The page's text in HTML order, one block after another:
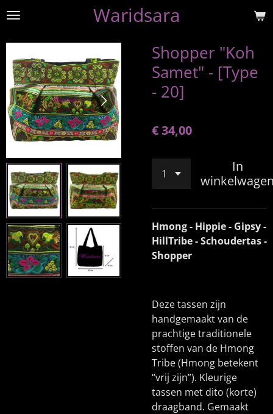
Ga
naar
hoofdinhoud
Waridsara
Shopper "Koh
Samet" - [Type
- 20]
€ 34,00
In
Hmong - Hippie - Gipsy -
HillTribe - Schoudertas -
Shopper
Deze tassen zijn
handgemaakt van de
prachtige traditionele
stoffen van de Hmong
Tribe (Hmong betekent
“vrij zijn”). Kleurige
tassen met dito (korte)
draagband. Gemaakt